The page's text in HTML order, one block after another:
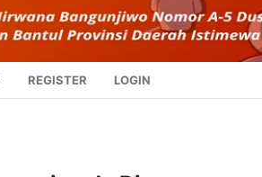
REGISTER LOGIN